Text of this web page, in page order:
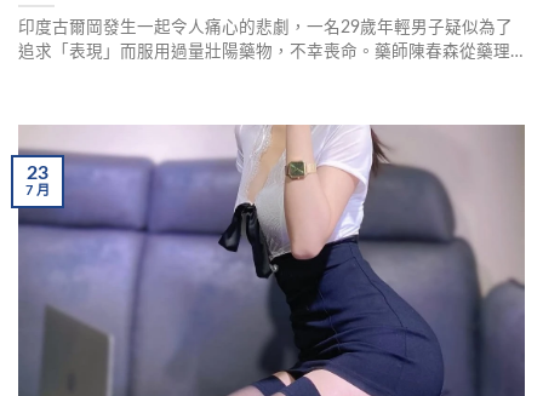
印度古爾岡發生一起令人痛心的悲劇，一名29歲年輕男子疑似為了
追求「表現」而服用過量壯陽藥物，不幸喪命。藥師陳春森從藥理
23
7月